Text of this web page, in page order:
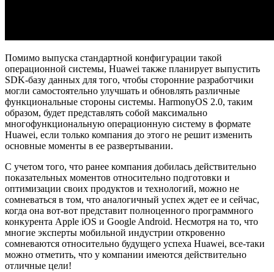
Помимо выпуска стандартной конфигурации такой
операционной системы, Huawei также планирует выпустить
SDK-базу данных для того, чтобы сторонние разработчики
могли самостоятельно улучшать и обновлять различные
функциональные стороны системы. HarmonyOS 2.0, таким
образом, будет представлять собой максимально
многофункциональную операционную систему в формате
Huawei, если только компания до этого не решит изменить
основные моменты в ее развертывании.
С учетом того, что ранее компания добилась действительно
показательных моментов относительно подготовки и
оптимизации своих продуктов и технологий, можно не
сомневаться в том, что аналогичный успех ждет ее и сейчас,
когда она вот-вот представит полноценного программного
конкурента Apple iOS и Google Android. Несмотря на то, что
многие эксперты мобильной индустрии откровенно
сомневаются относительно будущего успеха Huawei, все-таки
можно отметить, что у компании имеются действительно
отличные цели!